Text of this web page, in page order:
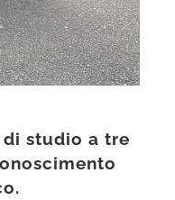
di studio a tre